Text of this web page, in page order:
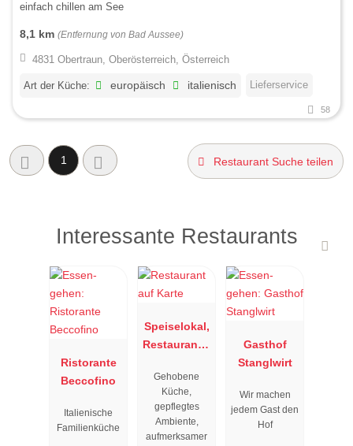
einfach chillen am See
8,1 km (Entfernung von Bad Aussee)
4831 Obertraun, Oberösterreich, Österreich
Art der Küche: europäisch italienisch Lieferservice
58
1 Restaurant Suche teilen
Interessante Restaurants
Ristorante
Beccofino
Italienische
Familienküche
Speiselokal,
Restaurant "
"
Gehobene
Küche,
gepflegtes
Ambiente,
aufmerksamer
Gasthof
Stanglwirt
Wir machen
jedem Gast den
Hof